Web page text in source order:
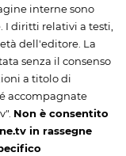
interne sono
I diritti relativi a testi,
dell'editore. La
senza il consenso
a titolo di
accompagnate
Non è consentito
in rassegne